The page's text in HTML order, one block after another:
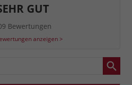
GUT
Bewertungen
anzeigen >